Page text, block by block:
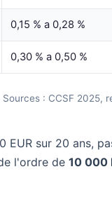
0,15 % a 0,28 %
0,30 % a 0,50 %
: CCSF 2025,
sur 20 ans,
l'ordre de 10 000